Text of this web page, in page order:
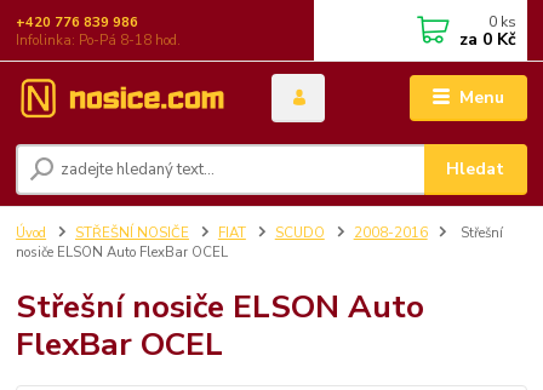
Menu
Hledat
+420 776 839 986
Infolinka: Po-Pá 8-18 hod.
0 ks
za 0 Kč
Úvod STŘEŠNÍ NOSIČE FIAT SCUDO 2008-2016
Střešní
nosiče ELSON Auto FlexBar OCEL
Střešní nosiče ELSON Auto
FlexBar OCEL